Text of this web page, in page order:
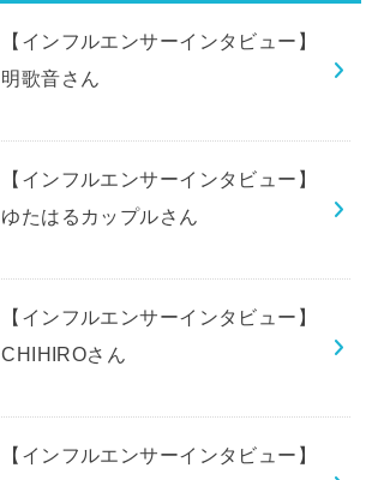
【インフルエンサーインタビュー】
明歌音さん
【インフルエンサーインタビュー】
ゆたはるカップルさん
【インフルエンサーインタビュー】
CHIHIROさん
【インフルエンサーインタビュー】